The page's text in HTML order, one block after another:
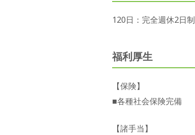
120日：完全週休2日制
福利厚生
【保険】
■各種社会保険完備
【諸手当】